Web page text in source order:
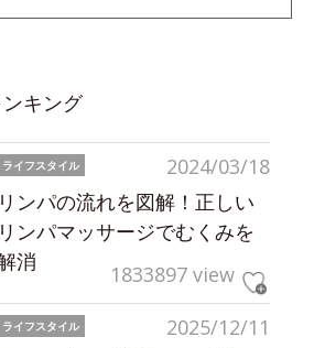
キング
2024/03/18
ライフスタイル
リンパの流れを図解！正しい
リンパマッサージでむくみを
消
1833897 view
2025/12/11
ライフスタイル